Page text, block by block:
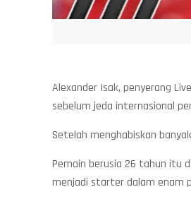
Alexander Isak, penyerang
sebelum jeda internasional
Setelah menghabiskan
Pemain berusia 26 tahun itu
menjadi starter dalam enam